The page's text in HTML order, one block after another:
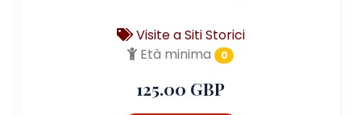
Visite a Siti Storici
Età minima
0
125.00 GBP